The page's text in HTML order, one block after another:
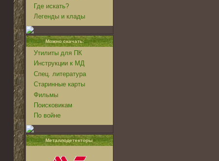
Где искать?
Легенды и клады
Можно скачать:
Утилиты для ПК
Инструкции к МД
Спец. литература
Старинные карты
Фильмы
Поисковикам
По войне
Металлодетекторы